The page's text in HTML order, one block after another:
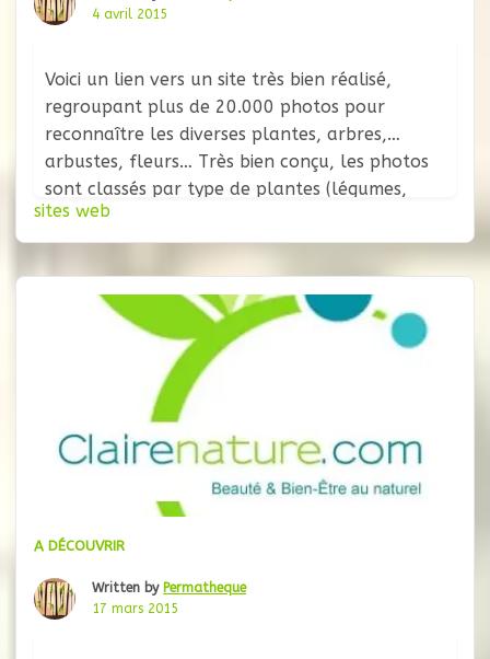
4 avril 2015
Voici un lien vers un site très bien réalisé,
regroupant plus de 20.000 photos pour
reconnaître les diverses plantes, arbres,
arbustes, fleurs… Très bien conçu, les photos
sont classés par type de plantes (légumes,
fruitiers, plantes vivaces, fleurs jaunes…). Une
base de données incroyable, pour reconnaitre
les apparitions spontanées dans nos jardins.
Découvrir Faune-Flore.be
sites web
A DÉCOUVRIR
Written by Permatheque
17 mars 2015